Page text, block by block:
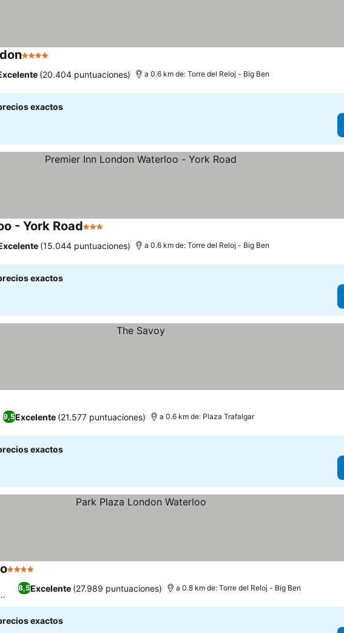
4 Estrellas
(20.404 puntuaciones) a 0.6 km de: Torre del Reloj - Big Ben
exactos
- York Road3 Estrellas
(15.044 puntuaciones) a 0.6 km de: Torre del Reloj - Big Ben
exactos
9,5Excelente (21.577 puntuaciones) a 0.6 km de: Plaza Trafalgar
exactos
4 Estrellas
8,5Excelente (27.989 puntuaciones) a 0.8 km de: Torre del Reloj - Big Ben
exactos